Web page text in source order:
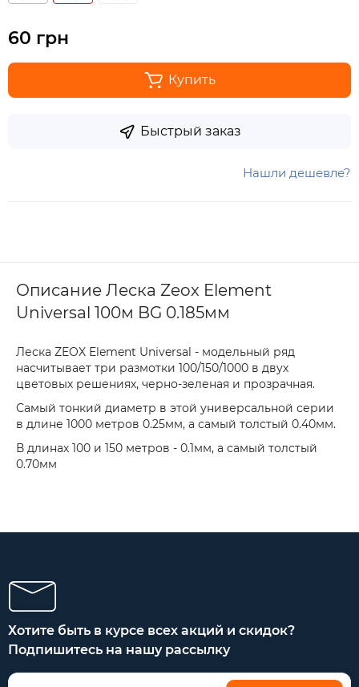
60 грн
Купить
Быстрый заказ
Нашли дешевле?
Описание Леска Zeox Element
Universal 100м BG 0.185мм
Леска ZEOX Element Universal - модельный ряд
насчитывает три размотки 100/150/1000 в двух
цветовых решениях, черно-зеленая и прозрачная.
Самый тонкий диаметр в этой универсальной серии
в длине 1000 метров 0.25мм, а самый толстый 0.40мм.
В длинах 100 и 150 метров - 0.1мм, а самый толстый
0.70мм
Хотите быть в курсе всех акций и скидок?
Подпишитесь на нашу рассылку